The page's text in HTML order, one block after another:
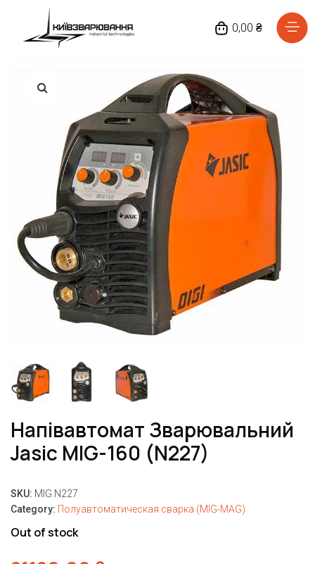
0,00 ₴
Напівавтомат Зварювальний
Jasic MIG-160 (N227)
SKU: MIG.N227
Category: Полуавтоматическая сварка (MIG-MAG)
Out of stock
Головна
Каталог товарів
Відгуки
Про нас
Доставка та оплата
Повернення та обмін
Блог
Контакти